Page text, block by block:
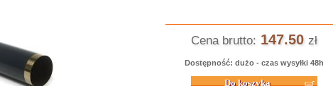
Cena brutto: 147.50 zł
Dostępność: dużo - czas wysyłki 48h
Do koszyka